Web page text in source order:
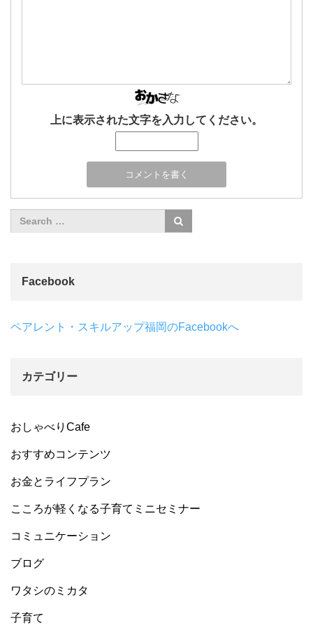
上に表示された文字を入力してください。
Facebook
ペアレント・スキルアップ福岡のFacebookへ
カテゴリー
おしゃべりCafe
おすすめコンテンツ
お金とライフプラン
こころが軽くなる子育てミニセミナー
コミュニケーション
ブログ
ワタシのミカタ
子育て